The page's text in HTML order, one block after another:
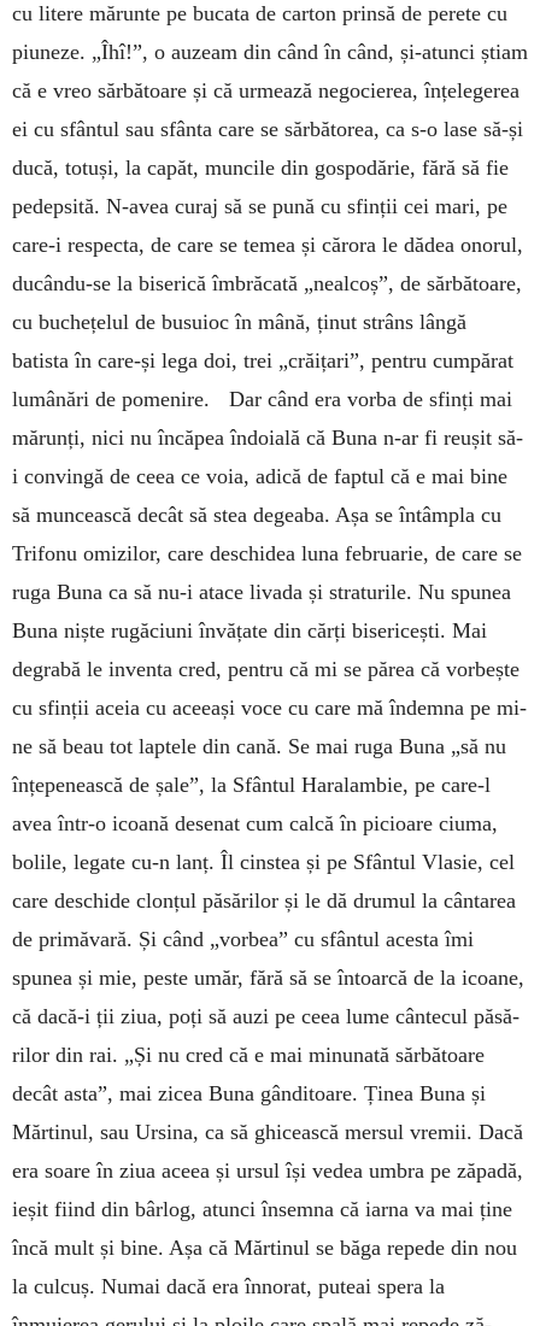
cu litere mărunte pe bucata de carton prinsă de perete cu
piuneze. „Îhî!”, o auzeam din când în când, și-atunci știam
că e vreo sărbătoare și că ur­mează ne­go­cierea, înțelegerea
ei cu sfântul sau sfân­ta care se săr­bătorea, ca s-o lase să-și
du­­că, totuși, la ca­păt, muncile din gospo­dărie, fără să fie
pedepsită. N-avea curaj să se pună cu sfinții cei mari, pe
care-i respecta, de care se temea și cărora le dădea ono­rul,
ducându-se la bise­rică îmbrăcată „nealcoș”, de sărbă­toare,
cu buche­țelul de busuioc în mână, ținut strâns lângă
batista în care-și lega doi, trei „crăițari”, pentru cumpărat
lumânări de pomenire. Dar când era vorba de sfinți mai
mă­runți, nici nu încăpea în­doială că Buna n-ar fi re­ușit să-
i convingă de ceea ce voia, adică de faptul că e mai bine
să muncească decât să stea degeaba. Așa se în­tâm­pla cu
Trifonu omizilor, care des­chidea luna fe­brua­rie, de care se
ruga Bu­na ca să nu-i atace li­vada și stra­turile. Nu spu­nea
Buna niște rugă­ciuni învățate din cărți bisericești. Mai
degrabă le inventa cred, pentru că mi se părea că vor­bește
cu sfinții aceia cu aceeași voce cu care mă îndemna pe mi­
ne să beau tot lap­tele din ca­nă. Se mai ruga Buna „să nu
înțepe­neas­că de șa­le”, la Sfântul Hara­lambie, pe care-l
avea în­tr-o icoa­nă de­se­nat cum calcă în pi­cioare ciu­ma,
bo­li­le, le­gate cu-n lanț. Îl cinstea și pe Sfântul Vlasie, cel
care deschide clonțul pă­sărilor și le dă drumul la cântarea
de primă­vară. Și când „vor­bea” cu sfân­tul aces­ta îmi
spunea și mie, peste umăr, fără să se întoarcă de la icoane,
că dacă-i ții ziua, poți să auzi pe ceea lume cântecul păsă­
rilor din rai. „Și nu cred că e mai mi­nunată sărbătoare
decât asta”, mai zicea Buna gândi­toa­re. Ținea Buna și
Mărtinul, sau Ursina, ca să ghi­cească mersul vre­mii. Dacă
era soare în ziua aceea și ursul își vedea umbra pe zăpadă,
ieșit fiind din bârlog, atunci însemna că iarna va mai ține
încă mult și bine. Așa că Mărtinul se băga repede din nou
la culcuș. Nu­mai dacă era înno­rat, puteai spera la